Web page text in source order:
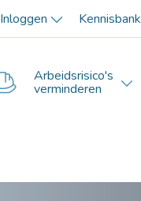
Inloggen Kennisbank
Arbeidsrisico's
verminderen